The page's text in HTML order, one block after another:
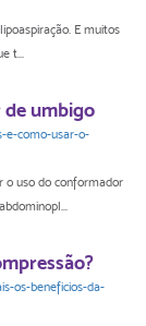
E muitos
t...
de umbigo
e-como-usar-o-
o uso do conformador
os-beneficios-da-